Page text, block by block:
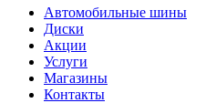
Автомобильные шины
Диски
Акции
Услуги
Магазины
Контакты